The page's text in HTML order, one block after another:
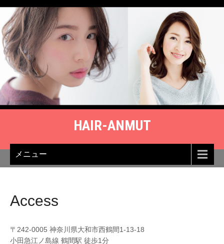
content
HAIR-ANMUT
メニュー
Access
〒242-0005 神奈川県大和市西鶴間1-13-18
小田急江ノ島線 鶴間駅 徒歩1分